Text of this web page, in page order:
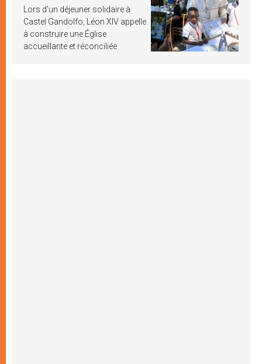
Lors d’un déjeuner solidaire à
Castel Gandolfo, Léon XIV appelle
à construire une Église
accueillante et réconciliée